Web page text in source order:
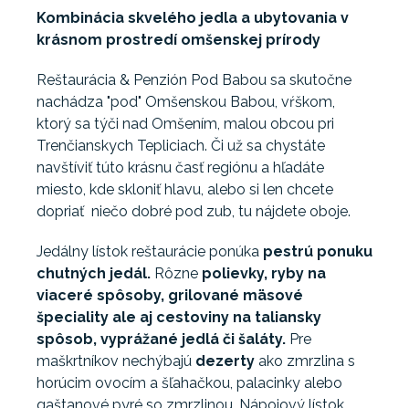
Kombinácia skvelého jedla a ubytovania v
krásnom prostredí omšenskej prírody
Reštaurácia & Penzión Pod Babou sa skutočne
nachádza "pod" Omšenskou Babou, vŕškom,
ktorý sa týči nad Omšením, malou obcou pri
Trenčianskych Tepliciach. Či už sa chystáte
navštíviť túto krásnu časť regiónu a hľadáte
miesto, kde skloniť hlavu, alebo si len chcete
dopriať niečo dobré pod zub, tu nájdete oboje.
Jedálny lístok reštaurácie ponúka pestrú ponuku
chutných jedál. Rôzne polievky, ryby na
viaceré spôsoby, grilované mäsové
špeciality ale aj cestoviny na taliansky
spôsob, vyprážané jedlá či šaláty. Pre
maškrtníkov nechýbajú dezerty ako zmrzlina s
horúcim ovocím a šľahačkou, palacinky alebo